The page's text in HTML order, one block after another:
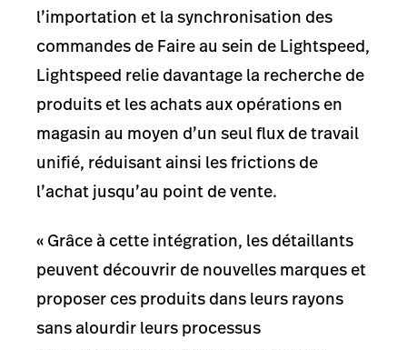
l’importation et la synchronisation des
commandes de Faire au sein de Lightspeed,
Lightspeed relie davantage la recherche de
produits et les achats aux opérations en
magasin au moyen d’un seul flux de travail
unifié, réduisant ainsi les frictions de
l’achat jusqu’au point de vente.
« Grâce à cette intégration, les détaillants
peuvent découvrir de nouvelles marques et
proposer ces produits dans leurs rayons
sans alourdir leurs processus